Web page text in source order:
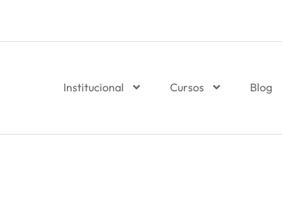
Institucional Cursos Blog